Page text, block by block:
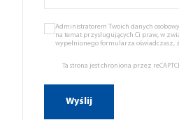
Administratorem Twoich danych
na temat przysługujących Ci praw, w
wypełnionego formularza oświadczasz,
Ta strona jest chroniona przez